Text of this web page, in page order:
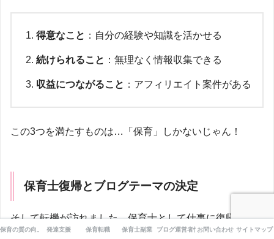
得意なこと ：自分の経験や知識を活かせる
続けられること ：無理なく情報収集できる
収益につながること ：アフィリエイト案件がある
この3つを満たすものは…「保育」しかないじゃん！
保育士復帰とブログテーマの決定
そして転機が訪れました。保育士として仕事に復帰する
ことになったんです。
保育の質の向上 発達支援 保育転職 保育士副業 ブログ運営者情報お問い合わせ サイトマップ